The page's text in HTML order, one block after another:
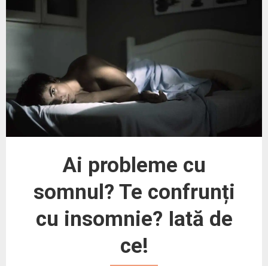
Ai probleme cu
somnul? Te confrunți
cu insomnie? Iată de
ce!